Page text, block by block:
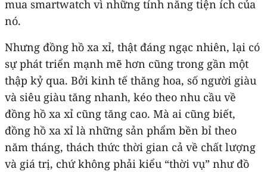
mua smartwatch vì những tính năng tiện ích của
nó.
Nhưng đồng hồ xa xỉ, thật đáng ngạc nhiên, lại có
sự phát triển mạnh mẽ hơn cũng trong gần một
thập kỷ qua. Bởi kinh tế thăng hoa, số người giàu
và siêu giàu tăng nhanh, kéo theo nhu cầu về
đồng hồ xa xỉ cũng tăng cao. Mà ai cũng biết,
đồng hồ xa xỉ là những sản phẩm bền bỉ theo
năm tháng, thách thức thời gian cả về chất lượng
và giá trị, chứ không phải kiểu “thời vụ” như đồ